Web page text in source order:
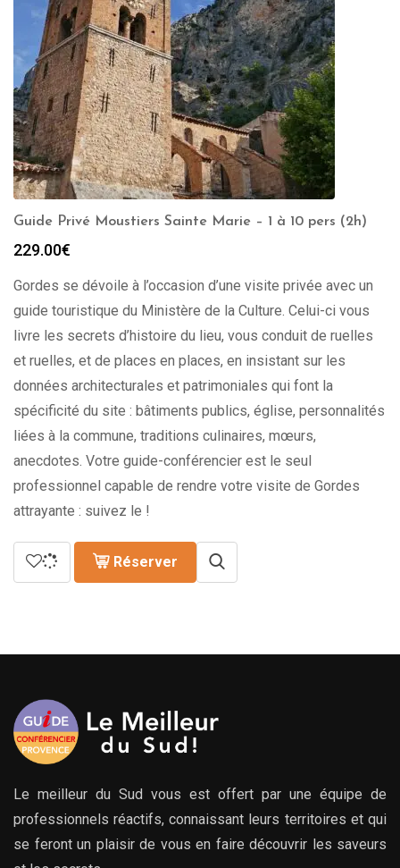
Guide Privé Moustiers Sainte Marie – 1 à 10 pers (2h)
229.00€
Gordes se dévoile à l’occasion d’une visite privée avec un
guide touristique du Ministère de la Culture. Celui-ci vous
livre les secrets d’histoire du lieu, vous conduit de ruelles
et ruelles, et de places en places, en insistant sur les
données architecturales et patrimoniales qui font la
spécificité du site : bâtiments publics, église, personnalités
liées à la commune, traditions culinaires, mœurs,
anecdotes. Votre guide-conférencier est le seul
professionnel capable de rendre votre visite de Gordes
attrayante : suivez le !
Réserver
Le meilleur du Sud vous est offert par une équipe de
professionnels réactifs, connaissant leurs territoires et qui
se feront un plaisir de vous en faire découvrir les saveurs